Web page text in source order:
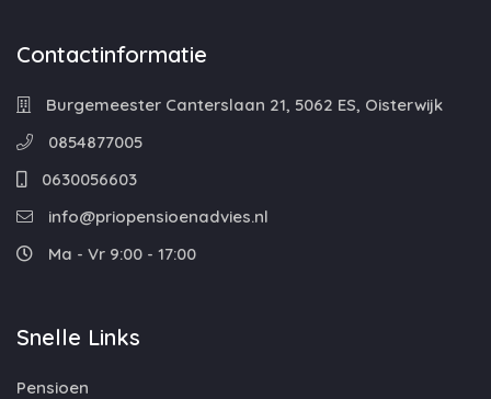
Contactinformatie
Burgemeester Canterslaan 21, 5062 ES, Oisterwijk
0854877005
0630056603
info@priopensioenadvies.nl
Ma - Vr 9:00 - 17:00
Snelle Links
Pensioen